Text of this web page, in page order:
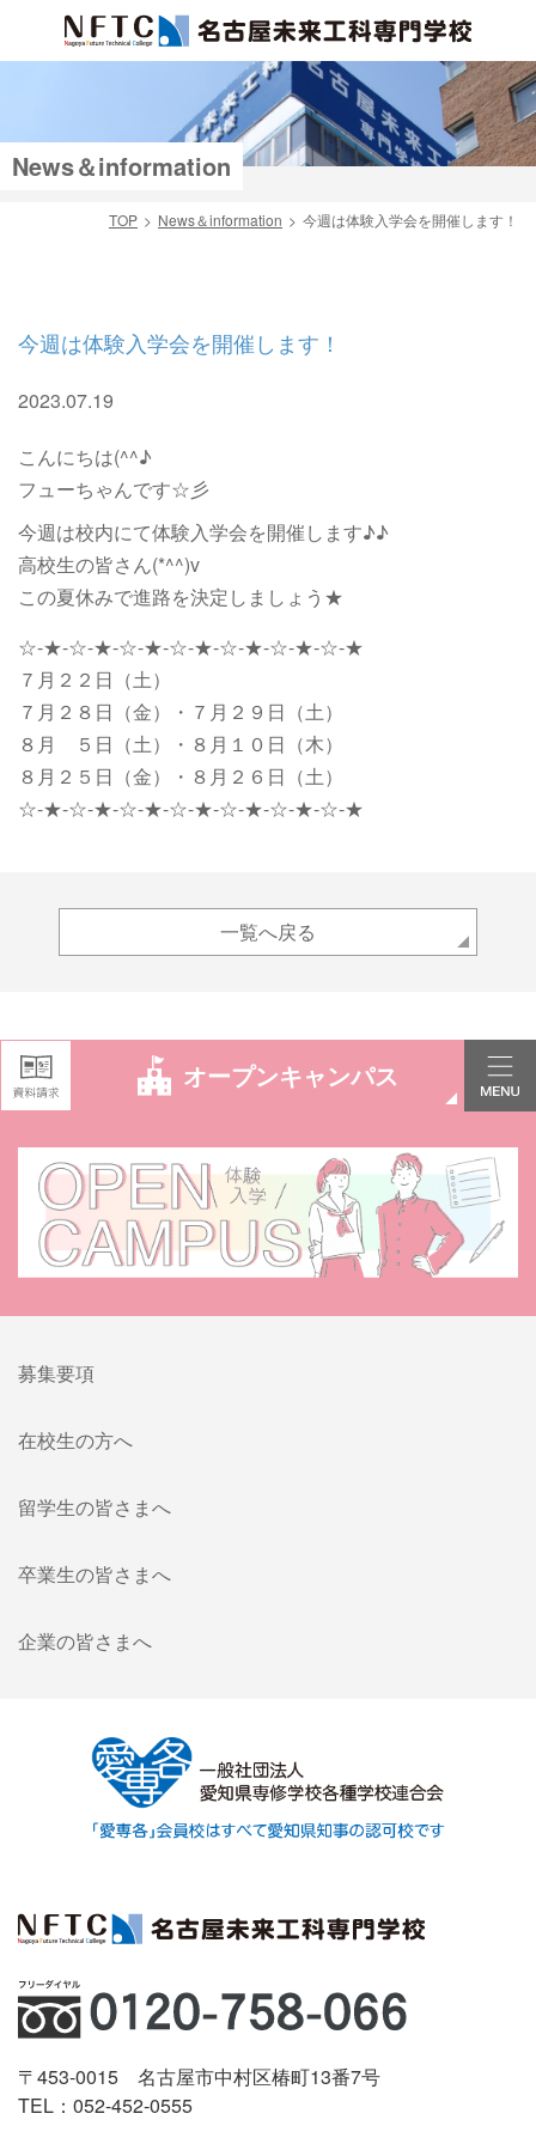
News＆information
TOP News＆information 今週は体験入学会を開催します！
今週は体験入学会を開催します！
2023.07.19
こんにちは(^^♪
フューちゃんです☆彡
今週は校内にて体験入学会を開催します♪♪
高校生の皆さん(*^^)v
この夏休みで進路を決定しましょう★
☆-★-☆-★-☆-★-☆-★-☆-★-☆-★-☆-★
７月２２日（土）
７月２８日（金）・７月２９日（土）
８月 ５日（土）・８月１０日（木）
８月２５日（金）・８月２６日（土）
☆-★-☆-★-☆-★-☆-★-☆-★-☆-★-☆-★
一覧へ戻る
オープンキャンパス
募集要項
在校生の方へ
留学生の皆さまへ
卒業生の皆さまへ
企業の皆さまへ
〒453-0015 名古屋市中村区椿町13番7号
TEL：052-452-0555